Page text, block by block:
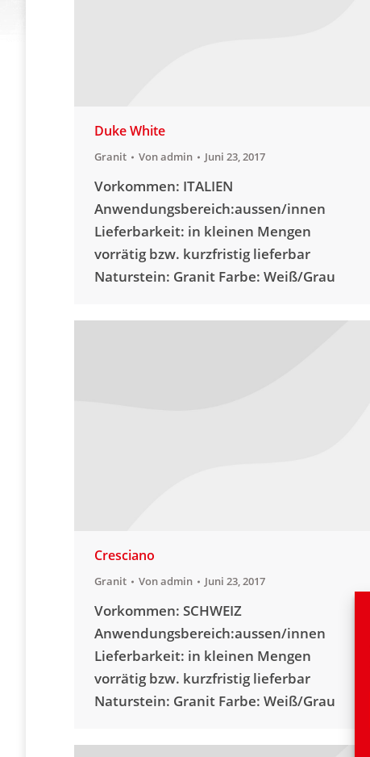
Duke White
Granit Vonadmin Juni 23, 2017
Vorkommen: ITALIEN
Anwendungsbereich:aussen/innen
Lieferbarkeit: in kleinen Mengen
vorrätig bzw. kurzfristig lieferbar
Naturstein: Granit Farbe: Weiß/Grau
Cresciano
Granit Vonadmin Juni 23, 2017
Vorkommen: SCHWEIZ
Anwendungsbereich:aussen/innen
Lieferbarkeit: in kleinen Mengen
vorrätig bzw. kurzfristig lieferbar
Naturstein: Granit Farbe: Weiß/Grau